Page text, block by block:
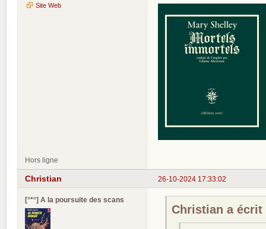
Site Web
Hors ligne
26-10-2024 17:33:02
Christian
[°*°] A la poursuite des scans
Christian a écrit